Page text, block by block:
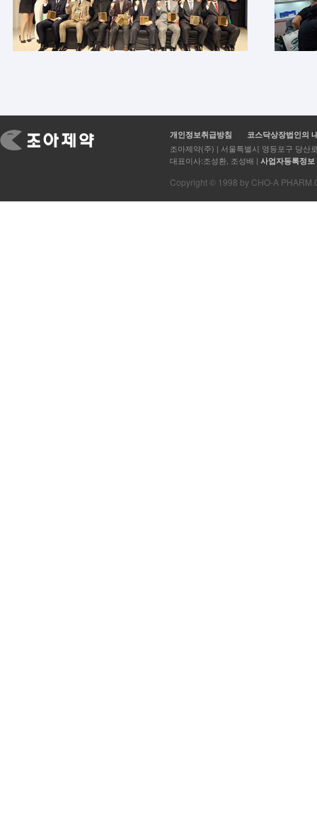
개인정보취급방침 코스닥상장법인의
조아제약(주) | 서울특별시 영등포구 당산
대표이사:조성환, 조성배 | 사업자등록정보
Copyright © 1998 by CHO-A